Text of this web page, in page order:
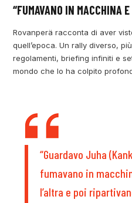
“FUMAVANO IN MACCHINA
Rovanperä racconta di aver
quell’epoca. Un rally diverso,
regolamenti, briefing infiniti e
mondo che lo ha colpito
“Guardavo Juha
fumavano in
l’altra e poi